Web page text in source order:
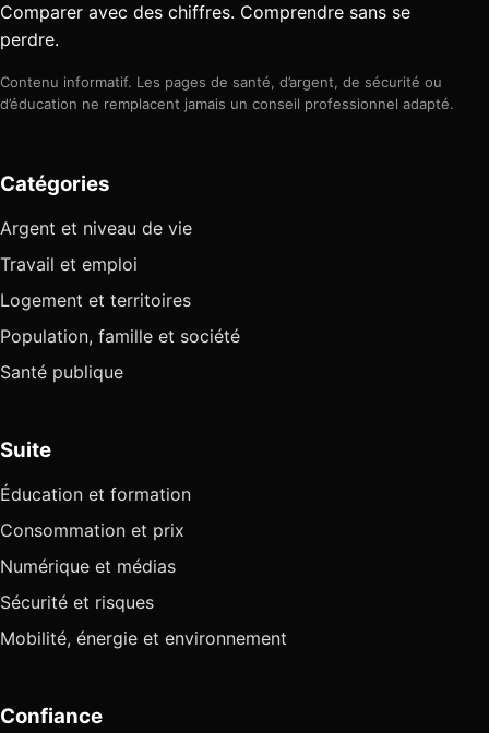
Comparer avec des chiffres. Comprendre sans se
perdre.
Contenu informatif. Les pages de santé, d’argent, de sécurité ou
d’éducation ne remplacent jamais un conseil professionnel adapté.
Catégories
Argent et niveau de vie
Travail et emploi
Logement et territoires
Population, famille et société
Santé publique
Suite
Éducation et formation
Consommation et prix
Numérique et médias
Sécurité et risques
Mobilité, énergie et environnement
Confiance